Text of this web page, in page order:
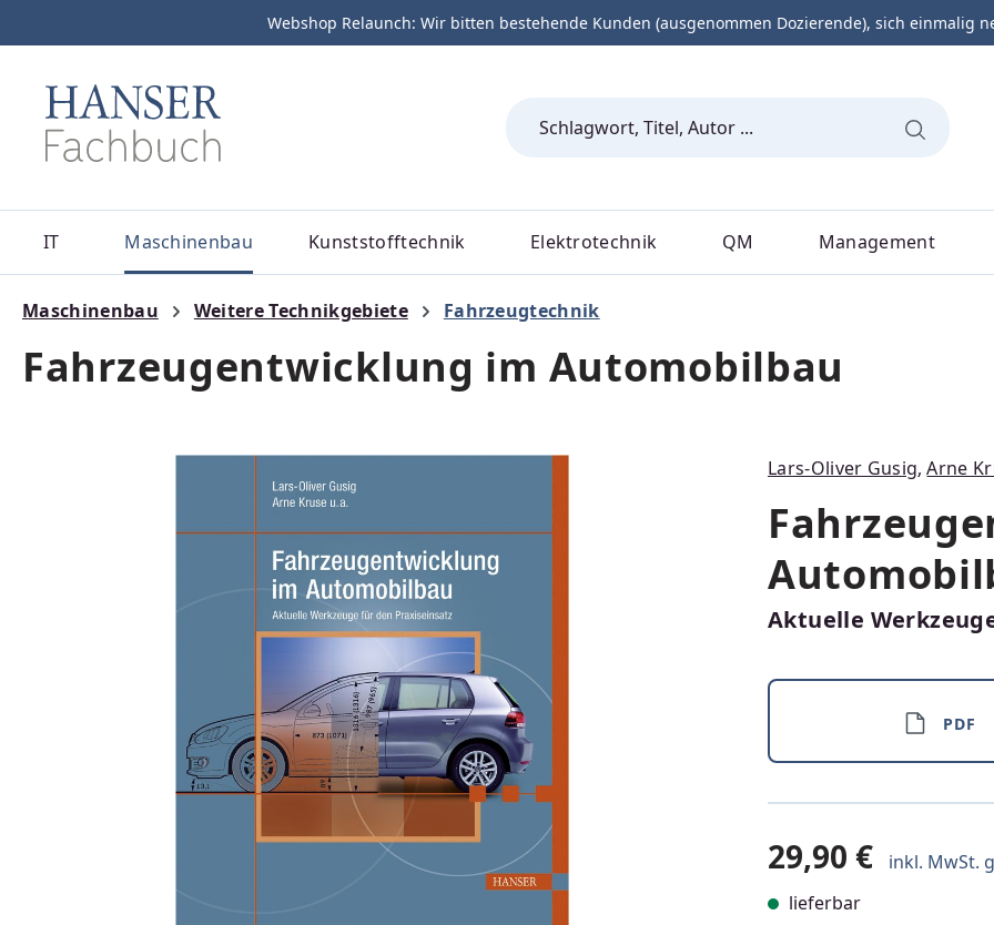
Zur Hauptnavigation springenWebshop Relaunch: Wir bitten bestehende Kunden (ausgenommen Dozierende), sich einmalig
IT Maschinenbau Kunststofftechnik Elektrotechnik QM Management
Maschinenbau Weitere Technikgebiete Fahrzeugtechnik
Fahrzeugentwicklung im Automobilbau
Lars-Oliver Gusig,Arne
Aktuelle
PDF
29,90 € inkl. MwSt.
lieferbar